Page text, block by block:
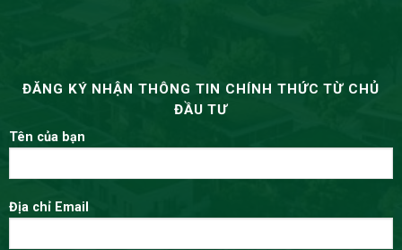
ĐĂNG KÝ NHẬN THÔNG TIN CHÍNH THỨC TỪ CHỦ
ĐẦU TƯ
Tên của bạn
Địa chỉ Email